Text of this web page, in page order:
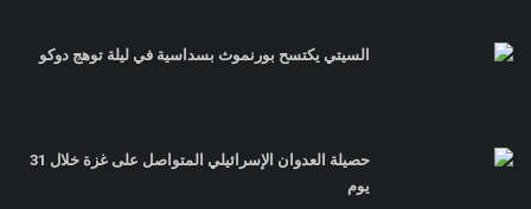
السيتي يكتسح بورنموث بسداسية في ليلة توهج دوكو
حصيلة العدوان الإسرائيلي المتواصل على غزة خلال 31
يوم